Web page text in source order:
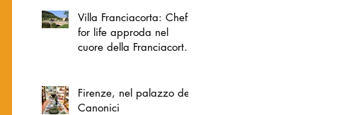
Villa Franciacorta: Chefs
for life approda nel
cuore della Franciacorta,
Firenze, nel palazzo dei
Canonici